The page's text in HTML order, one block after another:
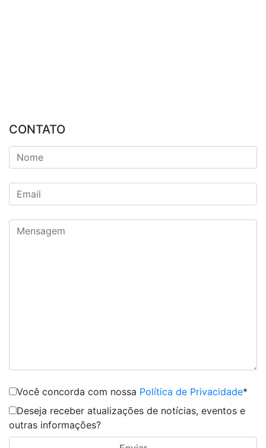
CONTATO
Você concorda com nossa Política de Privacidade*
Deseja receber atualizações de notícias, eventos e
outras informações?